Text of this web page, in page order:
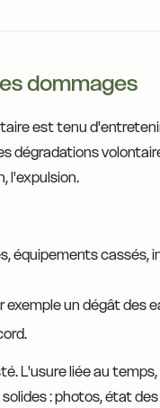
dommages
est tenu
dégradations
l'expulsion.
équipements cassés,
un dégât des
L'usure liée au
: photos, état